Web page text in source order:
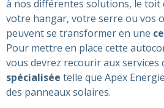
à nos différentes solutions, le toit
votre hangar, votre serre ou vos
peuvent se transformer en une
Pour mettre en place cette
vous devrez recourir aux services
spécialisée telle que Apex
des panneaux solaires.